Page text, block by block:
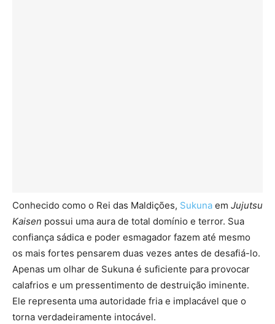
Conhecido como o Rei das Maldições, Sukuna em Jujutsu
Kaisen possui uma aura de total domínio e terror. Sua
confiança sádica e poder esmagador fazem até mesmo
os mais fortes pensarem duas vezes antes de desafiá-lo.
Apenas um olhar de Sukuna é suficiente para provocar
calafrios e um pressentimento de destruição iminente.
Ele representa uma autoridade fria e implacável que o
torna verdadeiramente intocável.